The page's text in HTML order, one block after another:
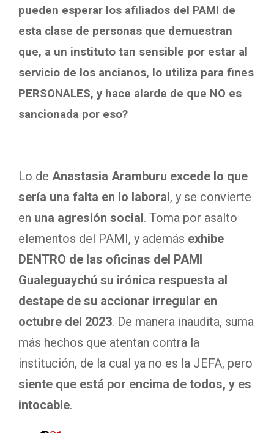
pueden esperar los afiliados del PAMI de
esta clase de personas que demuestran
que, a un instituto tan sensible por estar al
servicio de los ancianos, lo utiliza para fines
PERSONALES, y hace alarde de que NO es
sancionada por eso?
Lo de Anastasia Aramburu excede lo que
sería una falta en lo laboral, y se convierte
en una agresión social. Toma por asalto
elementos del PAMI, y además exhibe
DENTRO de las oficinas del PAMI
Gualeguaychú su irónica respuesta al
destape de su accionar irregular en
octubre del 2023. De manera inaudita, suma
más hechos que atentan contra la
institución, de la cual ya no es la JEFA, pero
siente que está por encima de todos, y es
intocable.